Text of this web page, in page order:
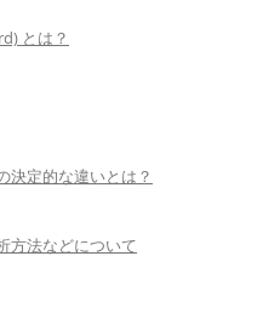
とは？
決定的な違いとは？
方法などについて